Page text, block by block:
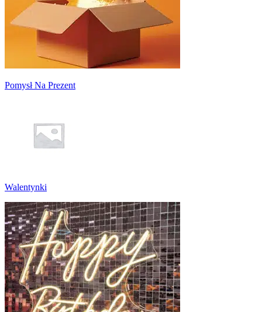
Pomysł Na Prezent
Walentynki